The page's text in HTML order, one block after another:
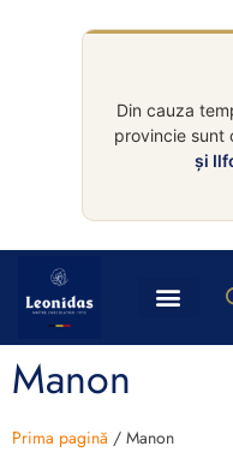
Din cauza
provincie sunt
și
Manon
Prima pagină / Manon